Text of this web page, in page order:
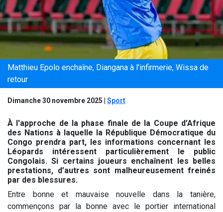
Matthieu Epolo enchaîne, Diangana à l'infirmerie, Wissa de
retour
Dimanche 30 novembre 2025 Sport
À l'approche de la phase finale de la Coupe d’Afrique
des Nations à laquelle la République Démocratique du
Congo prendra part, les informations concernant les
Léopards intéressent particulièrement le public
Congolais. Si certains joueurs enchaînent les belles
prestations, d’autres sont malheureusement freinés
par des blessures.
Entre bonne et mauvaise nouvelle dans la tanière,
commençons par la bonne avec le portier international